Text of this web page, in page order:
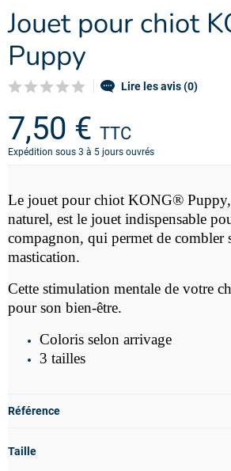
Jouet pour chiot
Puppy
Lire les avis (0)
7,50 € TTC
Expédition sous 3 à 5 jours ouvrés
Le jouet pour chiot KONG® Puppy
naturel, est le jouet indispensable
compagnon, qui permet de combler
mastication.
Cette stimulation mentale de votre
pour son bien-être.
Coloris selon arrivage
3 tailles
Référence
Taille